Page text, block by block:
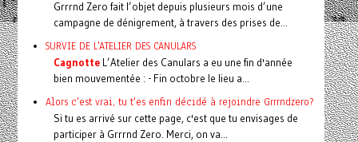
Grrrnd Zero fait l’objet depuis plusieurs mois d’une
campagne de dénigrement, à travers des prises de...
SURVIE DE L'ATELIER DES CANULARS
CagnotteL’Atelier des Canulars a eu une fin d'année
bien mouvementée : - Fin octobre le lieu a...
Alors c'est vrai, tu t'es enfin décidé à rejoindre Grrrndzero?
Si tu es arrivé sur cette page, c'est que tu envisages de
participer à Grrrnd Zero. Merci, on va...